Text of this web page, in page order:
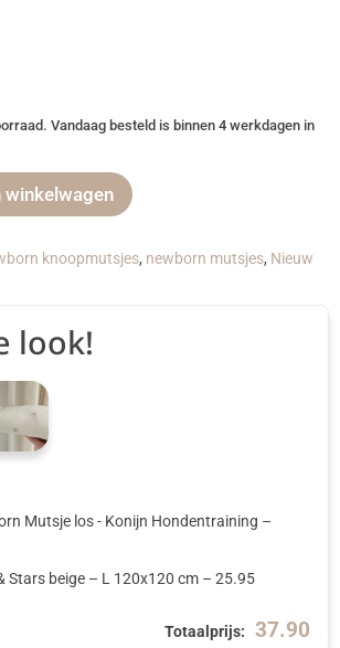
Vandaag besteld is binnen 4 werkdagen in
winkelwagen
knoopmutsjes, newborn mutsjes, Nieuw
look!
Totaalprijs: 37.90
Mutsje los - Konijn Hondentraining –
Stars beige – L 120x120 cm – 25.95